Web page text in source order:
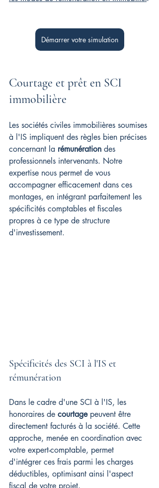
Démarrer votre simulation
Courtage et prêt en SCI
immobilière
Les sociétés civiles immobilières soumises
à l'IS impliquent des règles bien précises
concernant la rémunération des
professionnels intervenants. Notre
expertise nous permet de vous
accompagner efficacement dans ces
montages, en intégrant parfaitement les
spécificités comptables et fiscales
propres à ce type de structure
d'investissement.
Spécificités des SCI à l'IS et
rémunération
Dans le cadre d'une SCI à l'IS, les
honoraires de courtage peuvent être
directement facturés à la société. Cette
approche, menée en coordination avec
votre expert-comptable, permet
d'intégrer ces frais parmi les charges
déductibles, optimisant ainsi l'aspect
fiscal de votre projet.